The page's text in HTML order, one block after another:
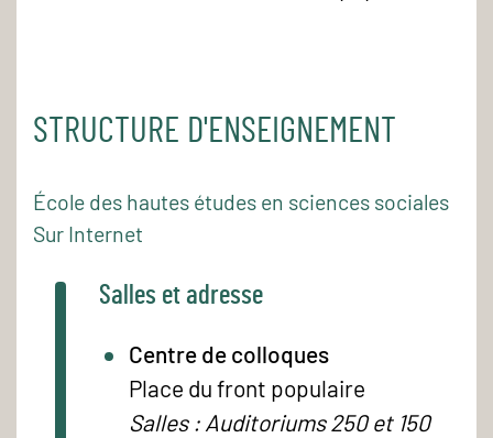
STRUCTURE D'ENSEIGNEMENT
École des hautes études en sciences sociales
Sur Internet
Salles et adresse
Centre de colloques
Place du front populaire
Salles : Auditoriums 250 et 150